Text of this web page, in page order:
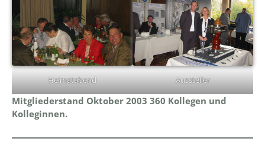
Heimatabend Aussteller
Mitgliederstand Oktober 2003 360 Kollegen und
Kolleginnen.